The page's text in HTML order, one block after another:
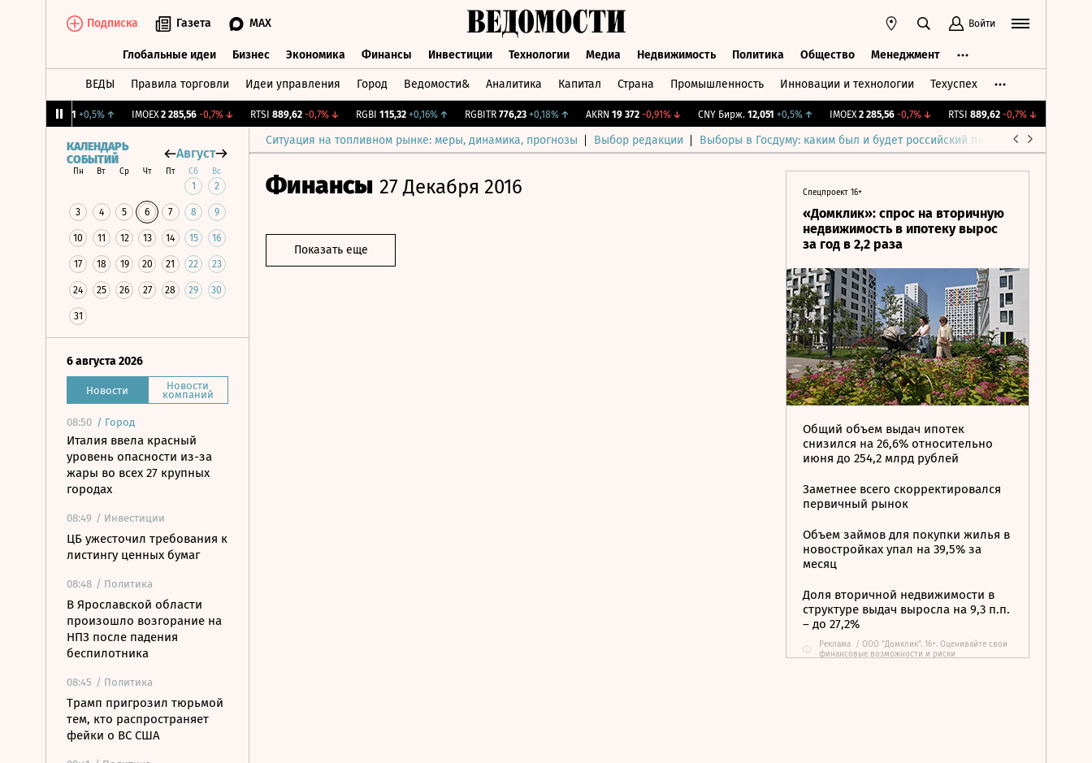
Подписка Газета MAX Войти
Глобальные идеи Бизнес Экономика Финансы Инвестиции Технологии Медиа Недвижимость Политика Общество Менеджмент
ВЕДЫ Правила торговли Идеи управления Город Ведомости& Аналитика Капитал Страна Промышленность Инновации и технологии Техуспех
+0,5%↑ IMOEX 2 285,56 -0,7%↓ RTSI 889,62 -0,7%↓ RGBI 115,32 +0,16%↑ RGBITR 776,23 +0,18% ↑ AKRN 19 372 -0,91%↓ CNY Бирж. 12,051 +0,5%↑ IMOEX 2 285,56 -0,7%↓ RTSI 889,62 -0,7%↓
Ситуация на топливном рынке: меры, динамика, прогнозы Выбор редакции Выборы в Госдуму: каким был и будет российский парламент
КАЛЕНДАРЬ
СОБЫТИЙ
Август
Пн Вт Ср Чт Пт Сб Вс
1 2
3 4 5 6 7 8 9
10 11 12 13 14 15 16
17 18 19 20 21 22 23
24 25 26 27 28 29 30
31
6 августа 2026
Новости Новости
компаний
08:50 / Город
Италия ввела красный
уровень опасности из-за
жары во всех 27 крупных
городах
08:49 / Инвестиции
ЦБ ужесточил требования к
листингу ценных бумаг
08:48 / Политика
В Ярославской области
произошло возгорание на
НПЗ после падения
беспилотника
08:45 / Политика
Трамп пригрозил тюрьмой
тем, кто распространяет
фейки о ВС США
Финансы 27 Декабря 2016
Показать еще
Спецпроект 16+
«Домклик»: спрос на вторичную
недвижимость в ипотеку вырос
за год в 2,2 раза
Общий объем выдач ипотек
снизился на 26,6% относительно
июня до 254,2 млрд рублей
Заметнее всего скорректировался
первичный рынок
Объем займов для покупки жилья в
новостройках упал на 39,5% за
месяц
Доля вторичной недвижимости в
структуре выдач выросла на 9,3 п.п.
– до 27,2%
Реклама / ООО "Домклик". 16+. Оценивайте свои
финансовые возможности и риски